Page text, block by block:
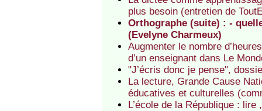
plus besoin (entretien de
Orthographe (suite) : -
(Evelyne Charmeux)
Augmenter le nombre
d’un enseignant dans Le
"J’écris donc je pense",
La lecture, Grande Cause
éducatives et culturelles
L’école de la République :